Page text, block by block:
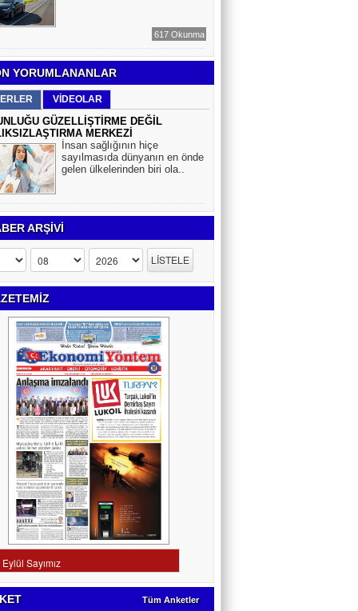
617 Okunma
YORUMLANANLAR
VİDEOLAR
GÜZELLİŞTİRME DEĞİL
MERKEZİ
İnsan sağlığının hiçe
sayılmasıda dünyanın en önde
gelen ülkelerinden biri ola..
ARŞİVİ
Tüm Anketler